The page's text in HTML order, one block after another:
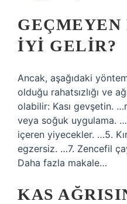
GEÇMEYEN
İYI GELIR?
Ancak, aşağıdaki
olduğu rahatsızlığı ve
olabilir: Kası gevşetin.
veya soğuk uygulama.
içeren yiyecekler. …5.
egzersiz. …7. Zencefil
Daha fazla makale…
KAS